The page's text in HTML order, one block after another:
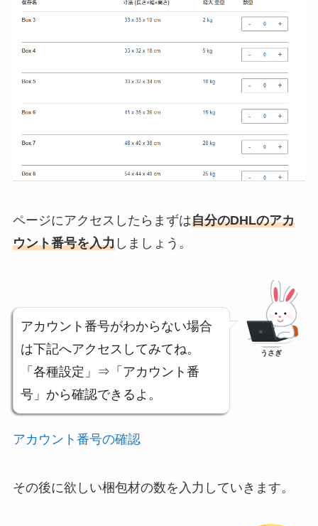
ページにアクセスしたらまずは自分のDHLのアカ
ウント番号を入力しましょう。
アカウント番号がわからない場合
は下記へアクセスしてみてね。
「各種設定」⇒「アカウント番
号」から確認できるよ。
うさぎ
アカウント番号の確認
その後に欲しい梱包材の数を入力していきます。